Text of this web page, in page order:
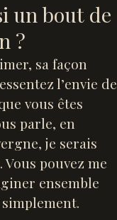
un bout de
?
sa façon
l’envie de
vous êtes
parle, en
je serais
pouvez me
ensemble